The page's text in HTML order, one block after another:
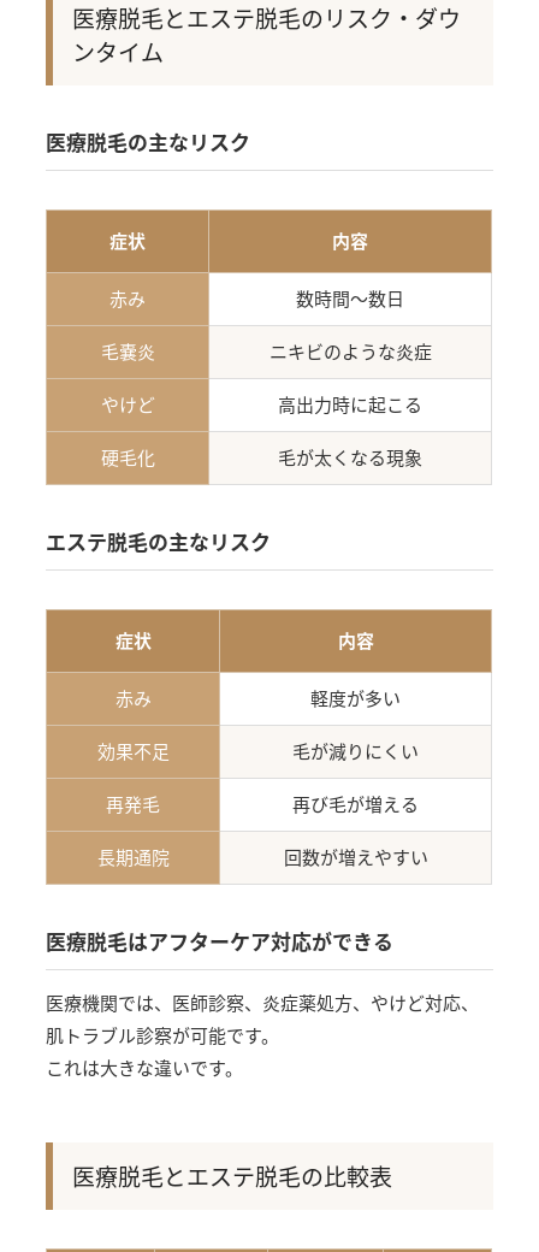
医療脱毛とエステ脱毛のリスク・ダウ
ンタイム
医療脱毛の主なリスク
症状 内容
赤み
数時間〜数日
毛嚢炎
ニキビのような炎症
やけど
高出力時に起こる
硬毛化
毛が太くなる現象
エステ脱毛の主なリスク
症状 内容
赤み
軽度が多い
効果不足
毛が減りにくい
再発毛
再び毛が増える
長期通院
回数が増えやすい
医療脱毛はアフターケア対応ができる
医療機関では、医師診察、炎症薬処方、やけど対応、
肌トラブル診察が可能です。
これは大きな違いです。
医療脱毛とエステ脱毛の比較表